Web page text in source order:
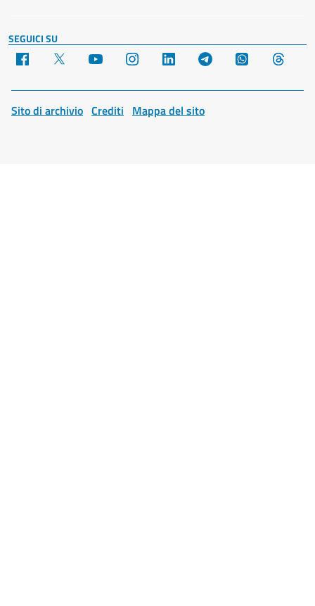
SEGUICI SU
Facebook YouTube Instagram LinkedIn Telegram WhatsApp
Sito di archivio Crediti Mappa del sito